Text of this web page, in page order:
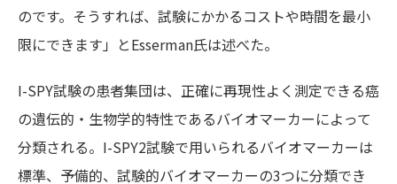
のです。そうすれば、試験にかかるコストや時間を最小
限にできます」とEsserman氏は述べた。
I-SPY試験の患者集団は、正確に再現性よく測定できる癌
の遺伝的・生物学的特性であるバイオマーカーによって
分類される。I-SPY2試験で用いられるバイオマーカーは
標準、予備的、試験的バイオマーカーの3つに分類でき